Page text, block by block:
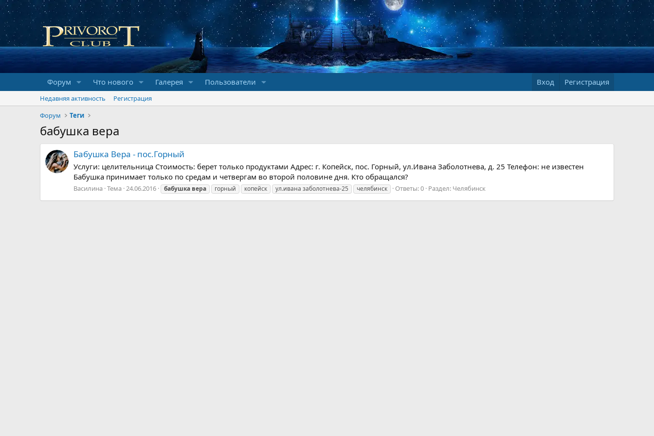
Форум Что нового Галерея Пользователи Вход Регистрация
Недавняя активность
Регистрация
Форум
Теги
бабушка вера
Бабушка Вера - пос.Горный
Услуги: целительница Стоимость: берет только продуктами Адрес: г. Копейск, пос. Горный, ул.Ивана Заболотнева, д. 25 Телефон: не известен
Бабушка принимает только по средам и четвергам во второй половине дня. Кто обращался?
Василина Тема 24.06.2016 бабушка вера горный копейск ул.ивана заболотнева-25 челябинск Ответы: 0 Раздел: Челябинск